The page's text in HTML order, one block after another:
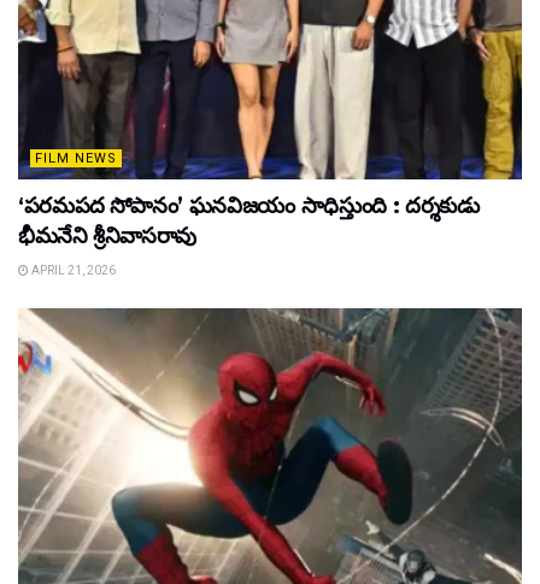
FILM NEWS
‘పరమపద సోపానం’ ఘనవిజయం సాధిస్తుంది : దర్శకుడు
భీమనేని శ్రీనివాసరావు
APRIL 21, 2026